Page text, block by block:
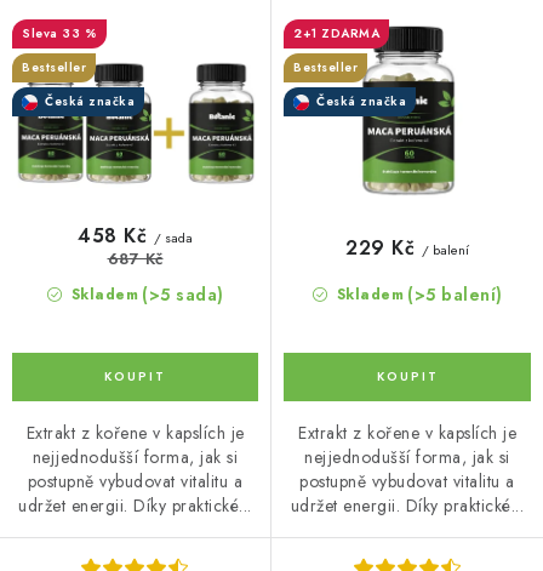
d
u
k
t
ů
o
d
u
k
t
kořene v kapslích
33 %
Bestseller
Česká značka
Skladem (>5 sada)
458 Kč / sada
687 Kč
Extrakt z kořene v kapslích je
nejjednodušší forma, jak si
postupně vybudovat vitalitu a
udržet energii. Díky praktické...
2+1 ZDARMA
Bestseller
Česká značka
Skladem (>5 balení)
229 Kč / balení
Extrakt z kořene v kapslích je
nejjednodušší forma, jak si
postupně vybudovat vitalitu a
udržet energii. Díky praktické...